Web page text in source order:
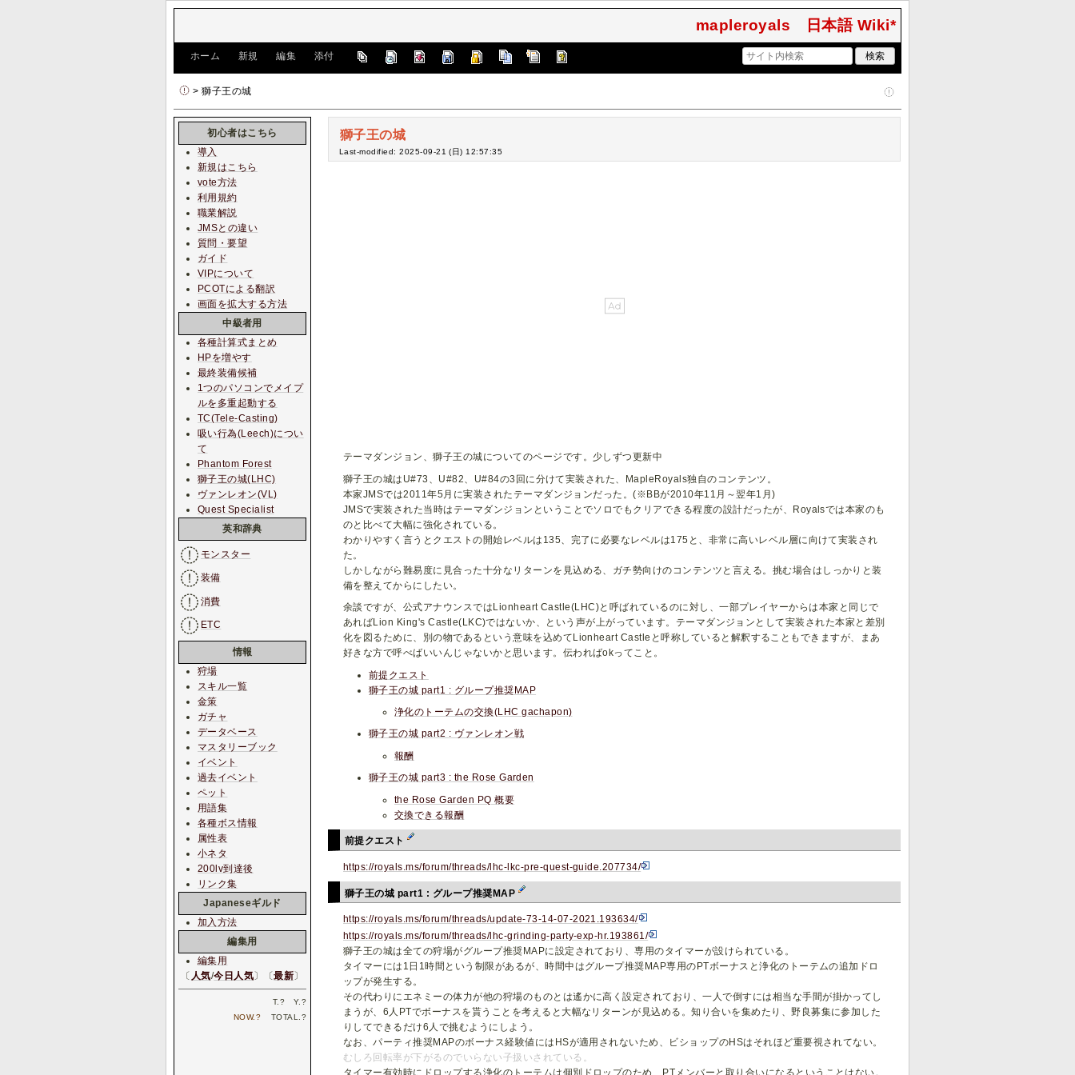
mapleroyals 日本語 Wiki*
ホーム 新規 編集 添付
> 獅子王の城
獅子王の城
Last-modified: 2025-09-21 (日) 12:57:35
テーマダンジョン、獅子王の城についてのページです。少しずつ更新中
獅子王の城はU#73、U#82、U#84の3回に分けて実装された、MapleRoyals独自のコンテンツ。
本家JMSでは2011年5月に実装されたテーマダンジョンだった。(※BBが2010年11月～翌年1月)
JMSで実装された当時はテーマダンジョンということでソロでもクリアできる程度の設計だったが、Royalsでは本家のも
のと比べて大幅に強化されている。
わかりやすく言うとクエストの開始レベルは135、完了に必要なレベルは175と、非常に高いレベル層に向けて実装され
た。
しかしながら難易度に見合った十分なリターンを見込める、ガチ勢向けのコンテンツと言える。挑む場合はしっかりと装
備を整えてからにしたい。
余談ですが、公式アナウンスではLionheart Castle(LHC)と呼ばれているのに対し、一部プレイヤーからは本家と同じで
あればLion King's Castle(LKC)ではないか、という声が上がっています。テーマダンジョンとして実装された本家と差別
化を図るために、別の物であるという意味を込めてLionheart Castleと呼称していると解釈することもできますが、まあ
好きな方で呼べばいいんじゃないかと思います。伝わればokってこと。
前提クエスト
獅子王の城 part1 : グループ推奨MAP
浄化のトーテムの交換(LHC gachapon)
獅子王の城 part2 : ヴァンレオン戦
報酬
獅子王の城 part3 : the Rose Garden
the Rose Garden PQ 概要
交換できる報酬
前提クエスト
https://royals.ms/forum/threads/lhc-lkc-pre-quest-guide.207734/
獅子王の城 part1 : グループ推奨MAP
https://royals.ms/forum/threads/update-73-14-07-2021.193634/
https://royals.ms/forum/threads/lhc-grinding-party-exp-hr.193861/
獅子王の城は全ての狩場がグループ推奨MAPに設定されており、専用のタイマーが設けられている。
タイマーには1日1時間という制限があるが、時間中はグループ推奨MAP専用のPTボーナスと浄化のトーテムの追加ドロ
ップが発生する。
その代わりにエネミーの体力が他の狩場のものとは遙かに高く設定されており、一人で倒すには相当な手間が掛かってし
まうが、6人PTでボーナスを貰うことを考えると大幅なリターンが見込める。知り合いを集めたり、野良募集に参加した
りしてできるだけ6人で挑むようにしよう。
なお、パーティ推奨MAPのボーナス経験値にはHSが適用されないため、ビショップのHSはそれほど重要視されてない。
むしろ回転率が下がるのでいらない子扱いされている。
タイマー有効時にドロップする浄化のトーテムは個別ドロップのため、PTメンバーと取り合いになるということはない。
初心者はこちら
導入
新規はこちら
vote方法
利用規約
職業解説
JMSとの違い
質問・要望
ガイド
VIPについて
PCOTによる翻訳
画面を拡大する方法
中級者用
各種計算式まとめ
HPを増やす
最終装備候補
1つのパソコンでメイプ
ルを多重起動する
TC(Tele-Casting)
吸い行為(Leech)につい
て
Phantom Forest
獅子王の城(LHC)
ヴァンレオン(VL)
Quest Specialist
英和辞典
モンスター
装備
消費
ETC
情報
狩場
スキル一覧
金策
ガチャ
データベース
マスタリーブック
イベント
過去イベント
ペット
用語集
各種ボス情報
属性表
小ネタ
200lv到達後
リンク集
Japaneseギルド
加入方法
編集用
編集用
〔 人気/今日人気〕〔最新〕
T. ? Y. ?
NOW.? TOTAL. ?